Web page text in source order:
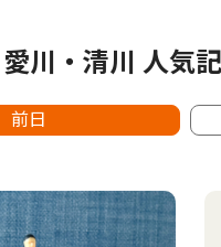
川・清川 人気
前日